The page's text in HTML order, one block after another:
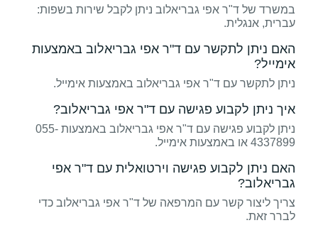
במשרד של ד"ר אפי גבריאלוב ניתן לקבל שירות בשפות:
עברית, אנגלית.
האם ניתן לתקשר עם ד"ר אפי גבריאלוב באמצעות
אימייל?
ניתן לתקשר עם ד"ר אפי גבריאלוב באמצעות אימייל.
איך ניתן לקבוע פגישה עם ד"ר אפי גבריאלוב?
ניתן לקבוע פגישה עם ד"ר אפי גבריאלוב באמצעות 055-
4337899 או באמצעות אימייל.
האם ניתן לקבוע פגישה וירטואלית עם ד"ר אפי
גבריאלוב?
צריך ליצור קשר עם המרפאה של ד"ר אפי גבריאלוב כדי
לברר זאת.